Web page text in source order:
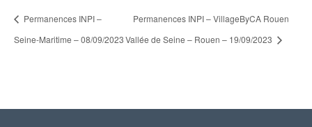
Permanences INPI –
Seine-Maritime – 08/09/2023
Permanences INPI – VillageByCA Rouen
Vallée de Seine – Rouen – 19/09/2023